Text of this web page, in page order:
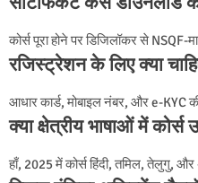
कोर्स पूरा होने पर डिजिलॉकर से NSQF-
रजिस्ट्रेशन के लिए क्या
आधार कार्ड, मोबाइल नंबर, और e-KYC
क्या क्षेत्रीय भाषाओं में कोर्स
हाँ, 2025 में कोर्स हिंदी, तमिल, तेलुगु,